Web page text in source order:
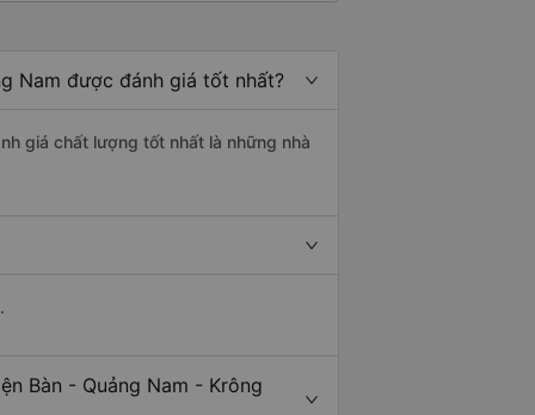
Nam được đánh giá tốt nhất?
giá chất lượng tốt nhất là những nhà
Bàn - Quảng Nam - Krông